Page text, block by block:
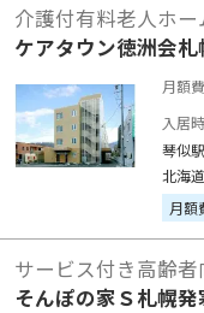
介護付有料老人ホー
ケアタウン徳洲会札
月額
入居
琴似
北海
月額
サービス付き高齢
そんぽの家Ｓ札幌発